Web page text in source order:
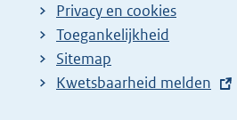
Privacy en cookies
Toegankelijkheid
Sitemap
E
Kwetsbaarheid melden